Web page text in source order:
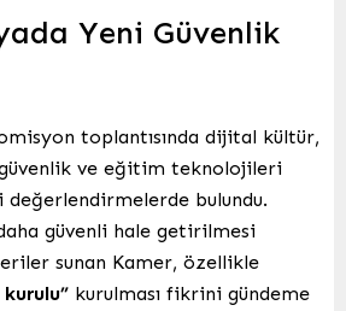
Yeni Güvenlik
toplantısında dijital kültür,
ve eğitim teknolojileri
değerlendirmelerde bulundu.
güvenli hale getirilmesi
sunan Kamer, özellikle
kurulması fikrini gündeme